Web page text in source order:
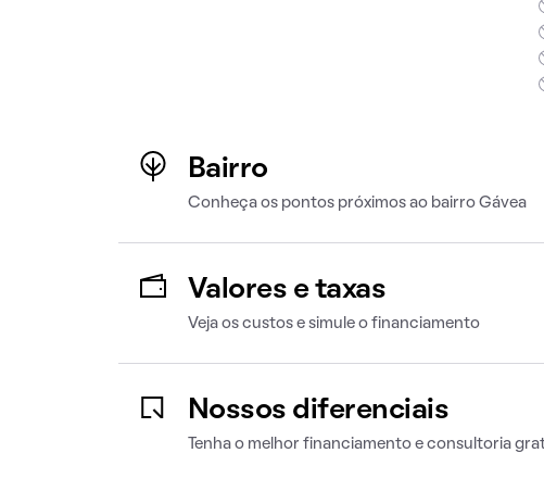
Bairro
Conheça os pontos próximos ao bairro Gávea
Valores e taxas
Veja os custos e simule o financiamento
Nossos diferenciais
Tenha o melhor financiamento e consultoria